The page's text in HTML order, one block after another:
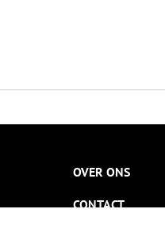
OVER ONS
CONTACT